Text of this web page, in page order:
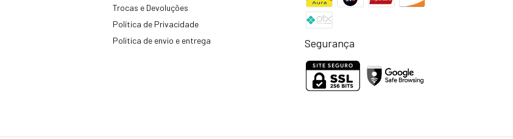
Trocas e Devoluções
Política de Privacidade
Política de envio e entrega
Segurança